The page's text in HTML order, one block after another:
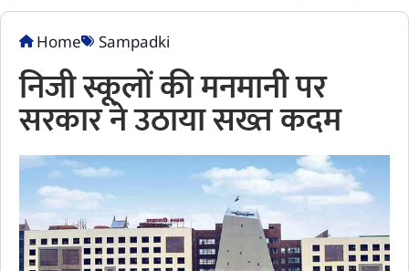
Home Sampadki
निजी स्कूलों की मनमानी पर
सरकार ने उठाया सख्त कदम